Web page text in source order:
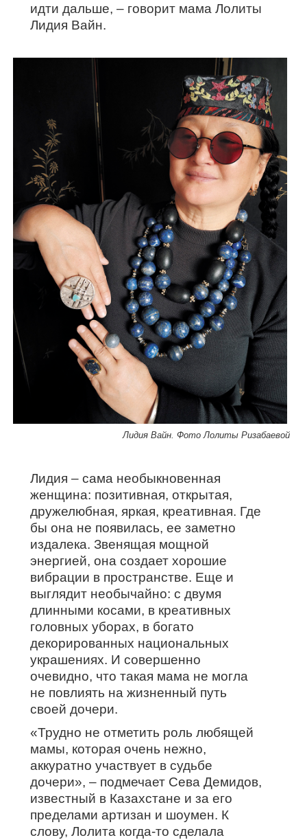
идти дальше, – говорит мама Лолиты
Лидия Вайн.
Лидия Вайн. Фото Лолиты Ризабаевой
Лидия – сама необыкновенная
женщина: позитивная, открытая,
дружелюбная, яркая, креативная. Где
бы она не появилась, ее заметно
издалека. Звенящая мощной
энергией, она создает хорошие
вибрации в пространстве. Еще и
выглядит необычайно: с двумя
длинными косами, в креативных
головных уборах, в богато
декорированных национальных
украшениях. И совершенно
очевидно, что такая мама не могла
не повлиять на жизненный путь
своей дочери.
«Трудно не отметить роль любящей
мамы, которая очень нежно,
аккуратно участвует в судьбе
дочери», – подмечает Сева Демидов,
известный в Казахстане и за его
пределами артизан и шоумен. К
слову, Лолита когда-то сделала